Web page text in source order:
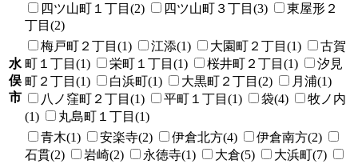
四ツ山町１丁目(2)
四ツ山町３丁目(3)
東屋形２
丁目(2)
水
俣
市
梅戸町２丁目(1) 江添(1) 大園町２丁目(1)
古賀
町１丁目(1)
栄町１丁目(1) 桜井町２丁目(1)
汐見
町２丁目(1)
白浜町(1) 大黒町２丁目(2)
月浦(1)
八ノ窪町２丁目(1)
平町１丁目(1) 袋(4)
牧ノ内
(1)
丸島町１丁目(1)
青木(1) 安楽寺(2) 伊倉北方(4)
伊倉南方(2)
石貫(2)
岩崎(2) 永徳寺(1) 大倉(5)
大浜町(7)